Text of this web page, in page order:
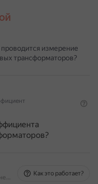
проводится измерение
трансформаторов?
На основе источников, возможны неточности
Как это работает?